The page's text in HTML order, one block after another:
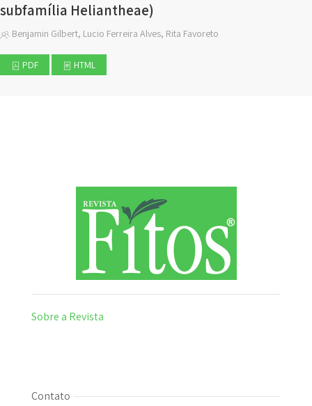
subfamília Heliantheae)
Benjamin Gilbert, Lucio Ferreira Alves, Rita Favoreto
PDF HTML
Sobre a Revista
Contato